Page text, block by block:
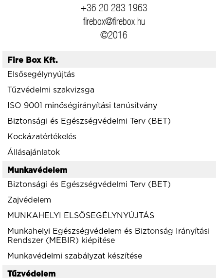
+36 20 283 1963
firebox@firebox.hu
©2016
Fire Box Kft.
Elsősegélynyújtás
Tűzvédelmi szakvizsga
ISO 9001 minőségirányítási tanúsítvány
Biztonsági és Egészségvédelmi Terv (BET)
Kockázatértékelés
Állásajánlatok
Munkavédelem
Biztonsági és Egészségvédelmi Terv (BET)
Zajvédelem
MUNKAHELYI ELSŐSEGÉLYNYÚJTÁS
Munkahelyi Egészségvédelem és Biztonság Irányítási
Rendszer (MEBIR) kiépítése
Munkavédelmi szabályzat készítése
Tűzvédelem